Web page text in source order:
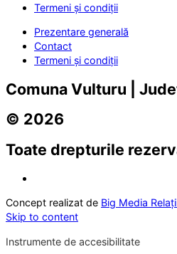
Termeni și condiții
Prezentare generală
Contact
Termeni și condiții
Comuna Vulturu |
© 2026
Toate drepturile
Concept realizat de Big Media
Skip to content
Instrumente de accesibilitate